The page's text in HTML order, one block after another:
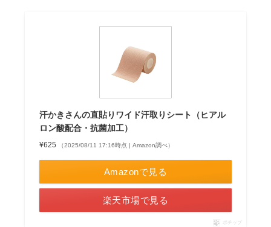
汗かきさんの直貼りワイド汗取りシート（ヒアル
ロン酸配合・抗菌加工）
¥625 （2025/08/11 17:16時点 | Amazon調べ）
Amazonで見る
楽天市場で見る
ポチップ